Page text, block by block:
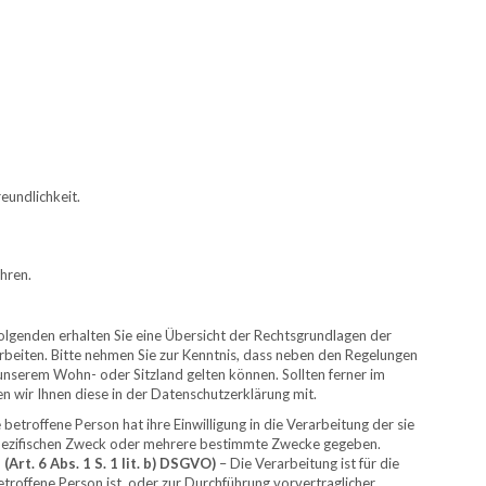
erhalten Sie eine Übersicht der Rechtsgrundlagen der
Bitte nehmen Sie zur Kenntnis, dass neben den Regelungen
Wohn- oder Sitzland gelten können. Sollten ferner im
wir Ihnen diese in der Datenschutzerklärung mit.
Person hat ihre Einwilligung in die Verarbeitung der sie
Zweck oder mehrere bestimmte Zwecke gegeben.
6 Abs. 1 S. 1 lit. b) DSGVO) – Die Verarbeitung ist für die
Person ist, oder zur Durchführung vorvertraglicher